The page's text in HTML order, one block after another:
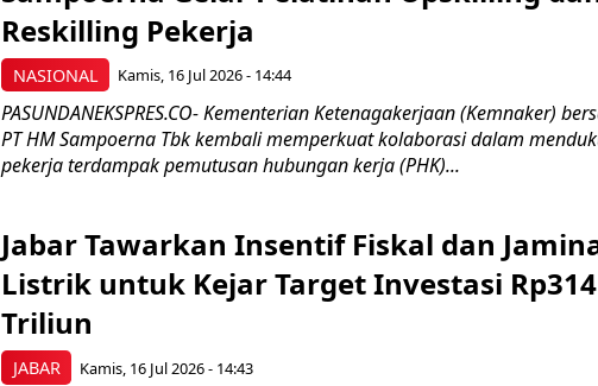
NASIONAL
Reskilling Pekerja
Kamis, 16 Jul 2026 - 14:44
PASUNDANEKSPRES.CO- Kementerian Ketenagakerjaan (Kemnaker)
PT HM Sampoerna Tbk kembali memperkuat kolaborasi dalam
pekerja terdampak pemutusan hubungan kerja (PHK)...
JABAR
Jabar Tawarkan Insentif Fiskal dan
Listrik untuk Kejar Target Investasi Rp314
Triliun
Kamis, 16 Jul 2026 - 14:43